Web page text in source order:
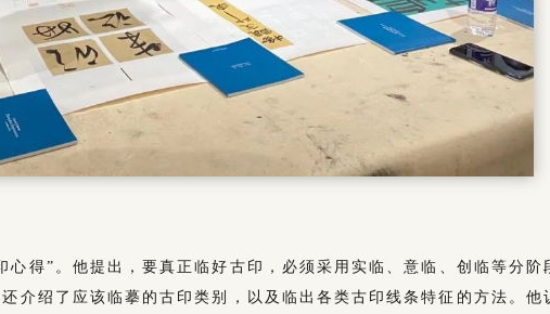
心得”。他提出，要真正临好古印，必须采用实临、意临、创临等分阶
介绍了应该临摹的古印类别，以及临出各类古印线条特征的方法。他